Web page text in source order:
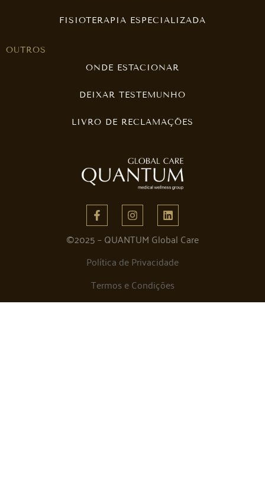
FISIOTERAPIA ESPECIALIZADA
OUTROS
ONDE ESTACIONAR
DEIXAR TESTEMUNHO
LIVRO DE RECLAMAÇÕES
©2025 – QUANTUM Global Care
Política de Privacidade
Termos e Condições